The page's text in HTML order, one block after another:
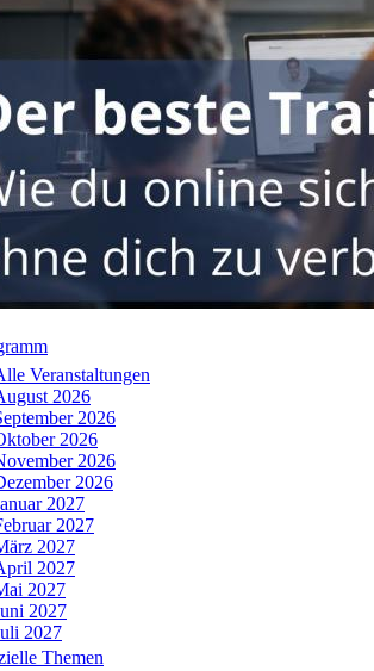
Veranstaltungen
2026
2026
2026
2026
2026
2027
2027
2027
2027
2027
2027
2027
Themen